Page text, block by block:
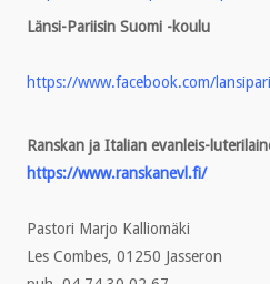
Länsi-Pariisin Suomi -koulu
https://www.facebook.com/
Ranskan ja Italian evanleis-
https://www.ranskanevl.fi/
Pastori Marjo Kalliomäki
Les Combes, 01250 Jasseron